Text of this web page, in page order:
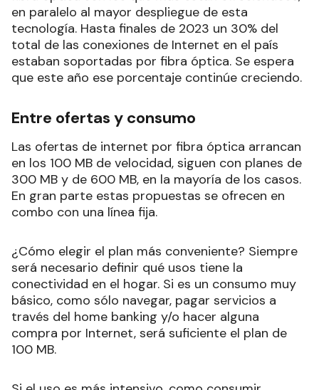
en paralelo al mayor despliegue de esta
tecnología. Hasta finales de 2023 un 30% del
total de las conexiones de Internet en el país
estaban soportadas por fibra óptica. Se espera
que este año ese porcentaje continúe creciendo.
Entre ofertas y consumo
Las ofertas de internet por fibra óptica arrancan
en los 100 MB de velocidad, siguen con planes de
300 MB y de 600 MB, en la mayoría de los casos.
En gran parte estas propuestas se ofrecen en
combo con una línea fija.
¿Cómo elegir el plan más conveniente? Siempre
será necesario definir qué usos tiene la
conectividad en el hogar. Si es un consumo muy
básico, como sólo navegar, pagar servicios a
través del home banking y/o hacer alguna
compra por Internet, será suficiente el plan de
100 MB.